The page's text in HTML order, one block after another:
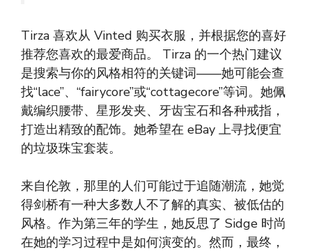
Tirza 喜欢从 Vinted 购买衣服，并根据您的喜好
推荐您喜欢的最爱商品。 Tirza 的一个热门建议
是搜索与你的风格相符的关键词——她可能会查
找“lace”、“fairycore”或“cottagecore”等词。她佩
戴编织腰带、星形发夹、牙齿宝石和各种戒指，
打造出精致的配饰。她希望在 eBay 上寻找便宜
的垃圾珠宝套装。
来自伦敦，那里的人们可能过于追随潮流，她觉
得剑桥有一种大多数人不了解的真实、被低估的
风格。作为第三年的学生，她反思了 Sidge 时尚
在她的学习过程中是如何演变的。然而，最终，